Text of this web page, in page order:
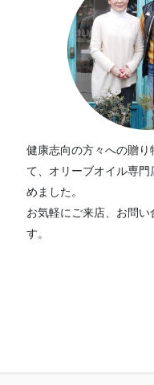
健康志向の方々への贈り
て、オリーブオイル専
めました。
お気軽にご来店、お問
す。